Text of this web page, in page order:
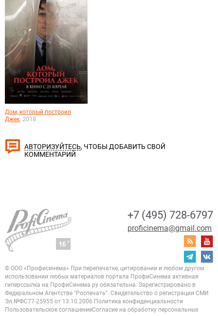
Дом, который построил
Джек, 2018
АВТОРИЗУЙТЕСЬ, ЧТОБЫ ДОБАВИТЬ СВОЙ
КОММЕНТАРИЙ
+7 (495) 728-6797
proficinema@gmail.com
© ООО «Профисинема» При перепечатке, цитировании и любом другом
использовании любых материалов портала ПрофиСинема активная
гиперссылка на ПрофиСинема.ру обязательна. Зарегистрировано в
Федеральном Агентстве "Роспечать". Свидетельство о регистрации СМИ
Эл.№ФС77-25955 от 13.10.2006 Политика конфиденциальности
Пользовательское соглашениеСогласие на обработку персональных